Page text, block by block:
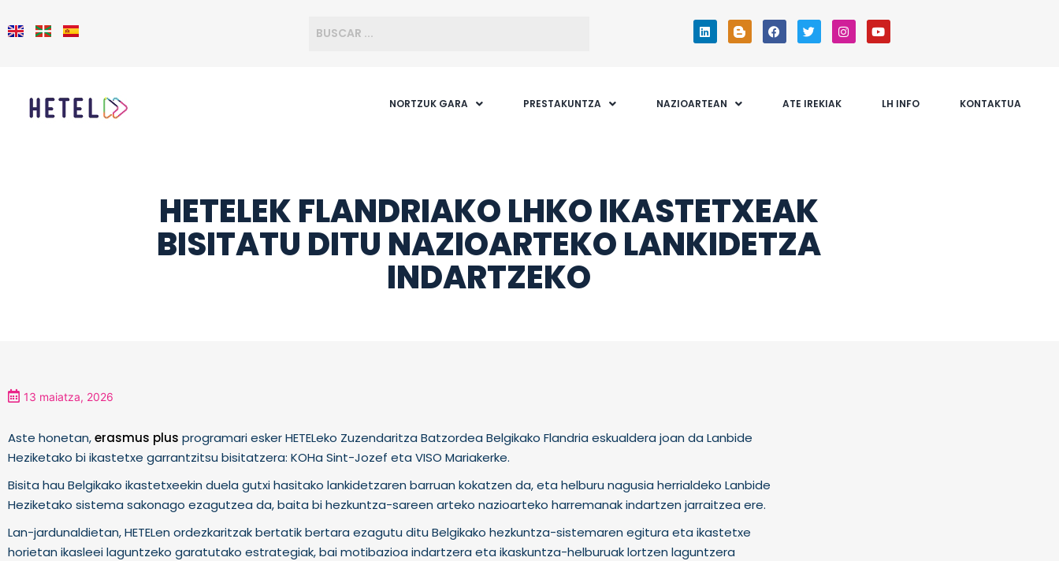
NORTZUK GARA PRESTAKUNTZA NAZIOARTEAN ATE IREKIAK LH INFO KONTAKTUA
HETELEK FLANDRIAKO LHKO IKASTETXEAK
BISITATU DITU NAZIOARTEKO LANKIDETZA
INDARTZEKO
13 maiatza, 2026
Aste honetan,erasmus plus programari esker HETELeko Zuzendaritza Batzordea Belgikako Flandria eskualdera joan da Lanbide
Heziketako bi ikastetxe garrantzitsu bisitatzera: KOHa Sint-Jozef eta VISO Mariakerke.
Bisita hau Belgikako ikastetxeekin duela gutxi hasitako lankidetzaren barruan kokatzen da, eta helburu nagusia herrialdeko Lanbide
Heziketako sistema sakonago ezagutzea da, baita bi hezkuntza-sareen arteko nazioarteko harremanak indartzen jarraitzea ere.
Lan-jardunaldietan, HETELen ordezkaritzak bertatik bertara ezagutu ditu Belgikako hezkuntza-sistemaren egitura eta ikastetxe
horietan ikasleei laguntzeko garatutako estrategiak, bai motibazioa indartzera eta ikaskuntza-helburuak lortzen laguntzera